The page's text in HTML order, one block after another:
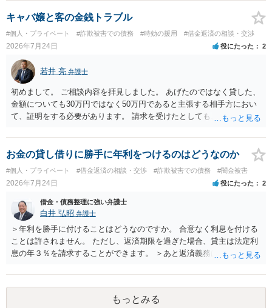
キャバ嬢と客の金銭トラブル
#個人・プライベート #詐欺被害での債務 #時効の援用 #借金返済の相談・交渉
2026年7月24日 役にたった 2
若井 亮 弁護士
初めまして。 ご相談内容を拝見しました。 あげたのではなく貸した、
金額についても30万円ではなく50万円であると主張する相手方におい
て、証明をする必要があります。 請求を受けたとしても、もらったも
れることになるでしょう。 請求があるまでは、こちらからアクション
を起こす必要はないかと思います。
お金の貸し借りに勝手に年利をつけるのはどうなのか
#個人・プライベート #借金返済の相談・交渉 #詐欺被害での債務 #闇金被害
2026年7月24日 役にたった 2
借金・債務整理に強い弁護士
白井 弘昭 弁護士
＞年利を勝手に付けることはどうなのですか。 合意なく利息を付ける
ことは許されません。 ただし、返済期限を過ぎた場合、貸主は法定利
息の年３％を請求することができます。 ＞あと返済義務はありますか
りたお金は返さなければいけませんし、勝手につけた利息は返済不要
です。 以上、ご参考まで。
もっとみる